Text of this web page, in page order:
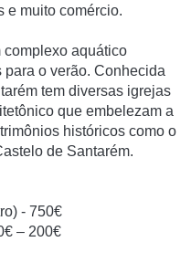
e muito comércio.
complexo aquático
o verão. Conhecida
tem diversas igrejas
que embelezam a
históricos como o
de Santarém.
- 750€
– 200€